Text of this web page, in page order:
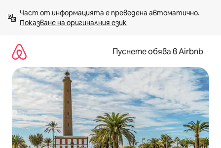
към
съдържанието
Показване на оригиналния език
Пуснете обява в Airbnb